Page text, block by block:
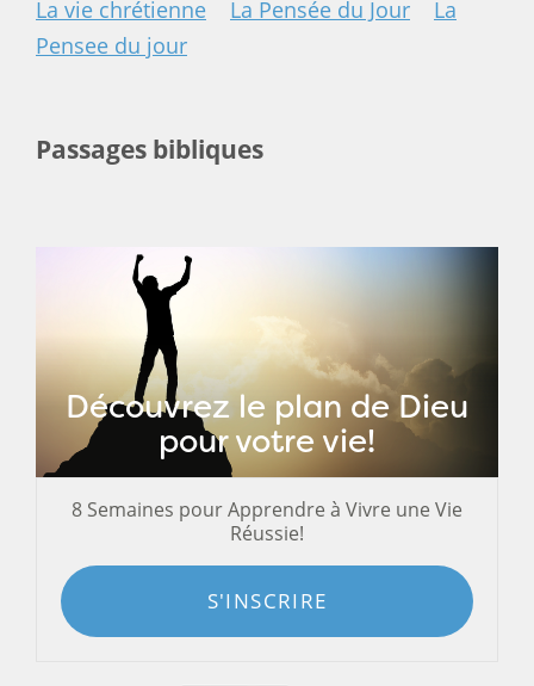
La vie chrétienne La Pensée du Jour
La
Pensee du jour
Passages bibliques
Découvrez le plan de Dieu
pour votre vie!
8 Semaines pour Apprendre à Vivre une Vie
Réussie!
S'INSCRIRE